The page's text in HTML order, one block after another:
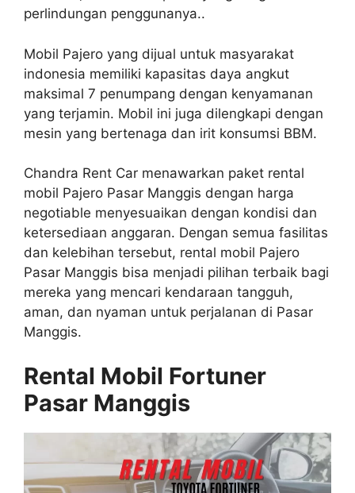
perlindungan penggunanya..
Mobil Pajero yang dijual untuk masyarakat
indonesia memiliki kapasitas daya angkut
maksimal 7 penumpang dengan kenyamanan
yang terjamin. Mobil ini juga dilengkapi dengan
mesin yang bertenaga dan irit konsumsi BBM.
Chandra Rent Car menawarkan paket rental
mobil Pajero Pasar Manggis dengan harga
negotiable menyesuaikan dengan kondisi dan
ketersediaan anggaran. Dengan semua fasilitas
dan kelebihan tersebut, rental mobil Pajero
Pasar Manggis bisa menjadi pilihan terbaik bagi
mereka yang mencari kendaraan tangguh,
aman, dan nyaman untuk perjalanan di Pasar
Manggis.
Rental Mobil Fortuner
Pasar Manggis